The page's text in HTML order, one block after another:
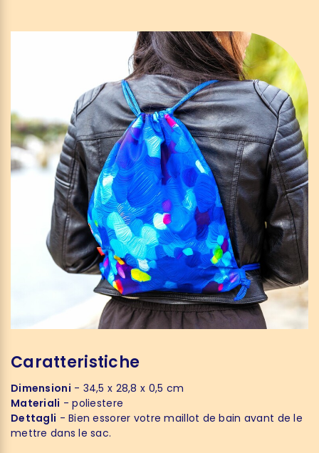
Caratteristiche
Dimensioni - 34,5 x 28,8 x 0,5 cm
Materiali - poliestere
Dettagli - Bien essorer votre maillot de bain avant de le
mettre dans le sac.